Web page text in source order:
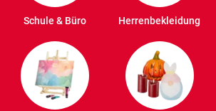
Schule & Büro Herrenbekleidung